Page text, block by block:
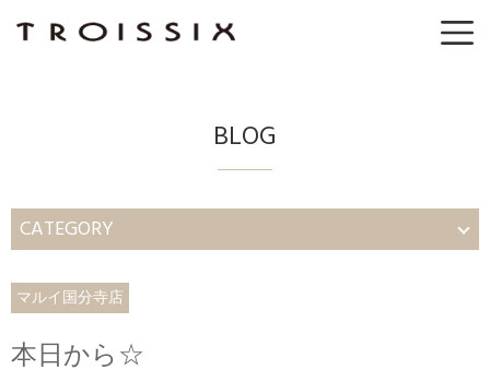
BLOG
CATEGORY
マルイ国分寺店
本日から☆